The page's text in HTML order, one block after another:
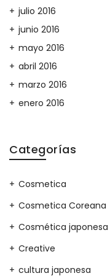
julio 2016
junio 2016
mayo 2016
abril 2016
marzo 2016
enero 2016
Categorías
Cosmetica
Cosmetica Coreana
Cosmética japonesa
Creative
cultura japonesa